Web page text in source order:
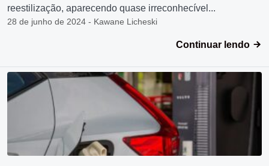
reestilização, aparecendo quase irreconhecível...
28 de junho de 2024 - Kawane Licheski
Continuar lendo